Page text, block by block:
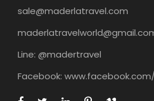
sale@maderlatravel.com
Line: @madertravel
Facebook: